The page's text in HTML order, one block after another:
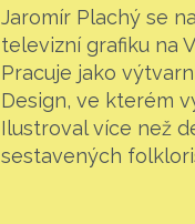
Jaromír Plachý se
televizní grafiku na
Pracuje jako
Design, ve kterém
Ilustroval více než
sestavených